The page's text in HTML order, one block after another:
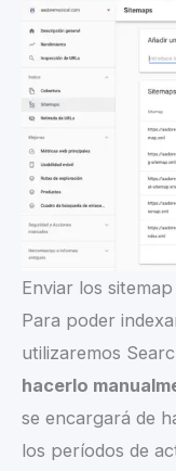
Enviar los sitemap
Para poder
utilizaremos
hacerlo
se encargará de
los períodos de